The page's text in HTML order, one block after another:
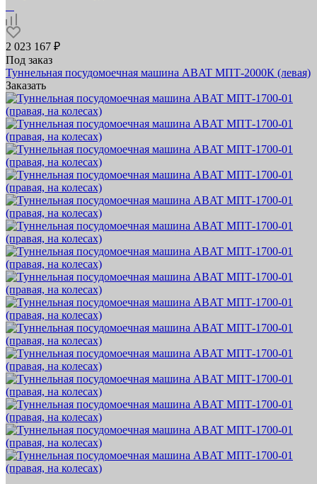
2 023 167 ₽
Под заказ
Туннельная посудомоечная машина ABAT МПТ-2000К (левая)
Заказать